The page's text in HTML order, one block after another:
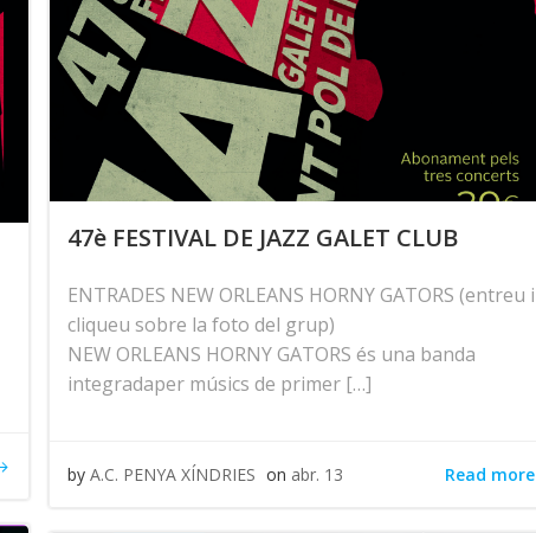
47è FESTIVAL DE JAZZ GALET CLUB
ENTRADES NEW ORLEANS HORNY GATORS (entreu i
cliqueu sobre la foto del grup)
NEW ORLEANS HORNY GATORS és una banda
integradaper músics de primer […]
by A.C. PENYA XÍNDRIES on abr. 13 Read more